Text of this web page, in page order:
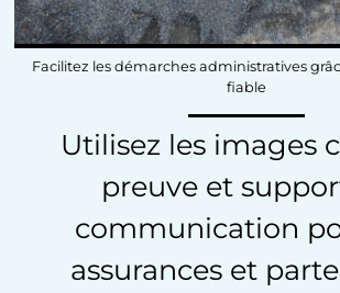
Facilitez les démarches administratives
fiable
Utilisez les images
preuve et
communication
assurances et